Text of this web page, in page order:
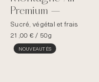
Premium –
Sucré, végétal et frais
21,00 €/ 50g
NOUVEAUTÉS